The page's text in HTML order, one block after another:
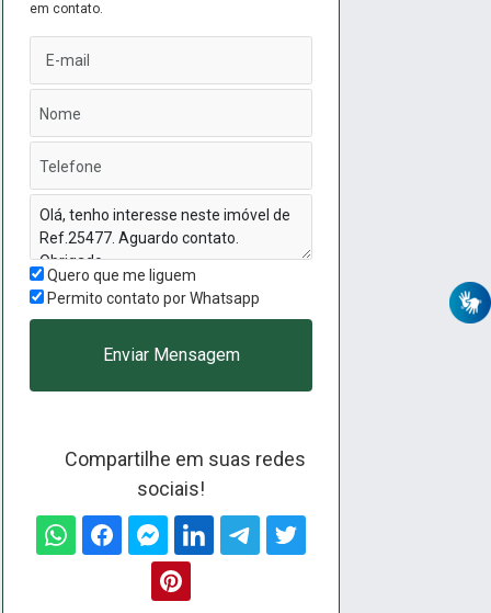
em contato.
Quero que me liguem
Permito contato por Whatsapp
Enviar Mensagem
Compartilhe em suas redes
sociais!